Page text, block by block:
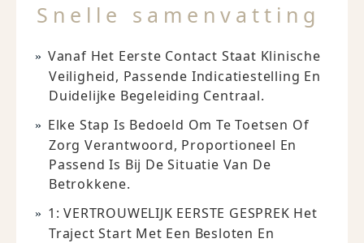
Snelle samenvatting
Vanaf Het Eerste Contact Staat Klinische
Veiligheid, Passende Indicatiestelling En
Duidelijke Begeleiding Centraal.
Elke Stap Is Bedoeld Om Te Toetsen Of
Zorg Verantwoord, Proportioneel En
Passend Is Bij De Situatie Van De
Betrokkene.
1: VERTROUWELIJK EERSTE GESPREK Het
Traject Start Met Een Besloten En